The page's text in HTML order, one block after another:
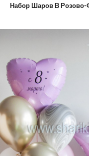
Набор Шаров В Розово-